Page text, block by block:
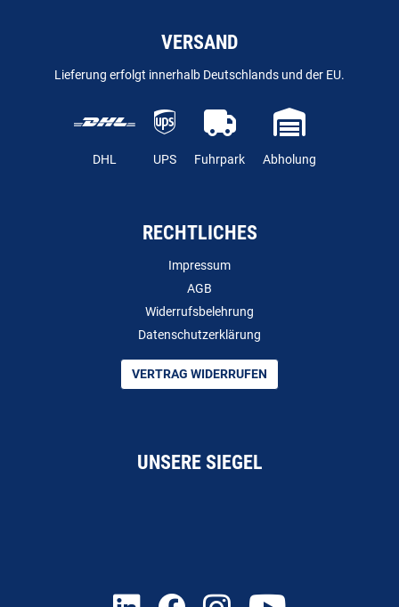
VERSAND
Lieferung erfolgt innerhalb Deutschlands und der EU.
DHL UPS Fuhrpark Abholung
RECHTLICHES
Impressum
AGB
Widerrufsbelehrung
Datenschutzerklärung
VERTRAG WIDERRUFEN
UNSERE SIEGEL